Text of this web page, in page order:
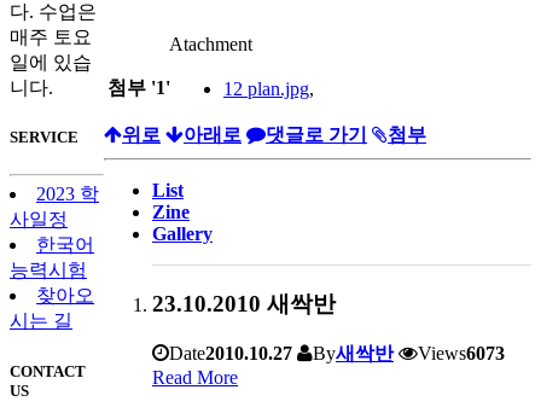
Atachment
첨부 '1' 12 plan.jpg,
위로 아래로 댓글로 가기 첨부
List
Zine
Gallery
23.10.2010 새싹반
Date2010.10.27 By새싹반 Views6073
Read More
다. 수업은
매주 토요
일에 있습
니다.
SERVICE
2023 학
사일정
한국어
능력시험
찾아오
시는 길
CONTACT
US